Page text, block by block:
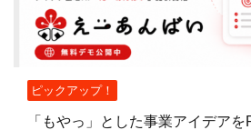
ピックアップ！
「もやっ」とした事業アイデア